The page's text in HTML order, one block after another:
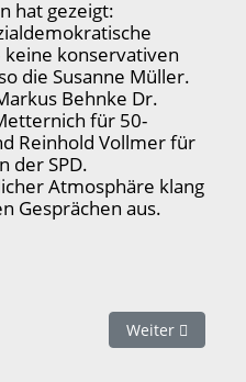
hat gezeigt:
konservativen
die Susanne Müller.
Behnke Dr.
für 50-
Reinhold Vollmer für
der SPD.
Atmosphäre klang
Gesprächen aus.
um 6 am Bahnhof Oberwinter
Nächster
Weiter